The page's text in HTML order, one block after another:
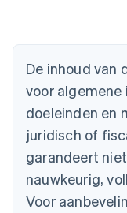
De inhoud van
voor
doeleinden en
juridisch of
garandeert
nauwkeurig,
Voor
België
Brazilië
PortuguêsEnglish
Bulgarije
English
Canada
English Français
Cyprus
English
Denemarken